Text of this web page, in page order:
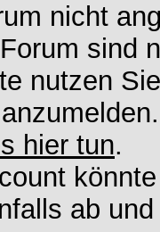
nicht
sind
nutzen
hier tun.
ab